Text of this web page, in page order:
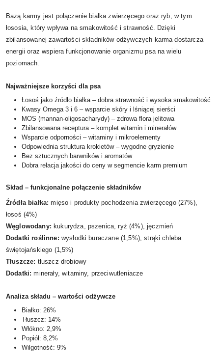
Bazą karmy jest połączenie białka zwierzęcego oraz ryb, w tym
łososia, który wpływa na smakowitość i strawność. Dzięki
zbilansowanej zawartości składników odżywczych karma dostarcza
energii oraz wspiera funkcjonowanie organizmu psa na wielu
poziomach.
Najważniejsze korzyści dla psa
Łosoś jako źródło białka – dobra strawność i wysoka smakowitość
Kwasy Omega 3 i 6 – wsparcie skóry i lśniącej sierści
MOS (mannan-oligosacharydy) – zdrowa flora jelitowa
Zbilansowana receptura – komplet witamin i minerałów
Wsparcie odporności – witaminy i mikroelementy
Odpowiednia struktura krokietów – wygodne gryzienie
Bez sztucznych barwników i aromatów
Dobra relacja jakości do ceny w segmencie karm premium
Skład – funkcjonalne połączenie składników
Źródła białka: mięso i produkty pochodzenia zwierzęcego (27%),
łosoś (4%)
Węglowodany: kukurydza, pszenica, ryż (4%), jęczmień
Dodatki roślinne: wysłodki buraczane (1,5%), strąki chleba
świętojańskiego (1,5%)
Tłuszcze: tłuszcz drobiowy
Dodatki: minerały, witaminy, przeciwutleniacze
Analiza składu – wartości odżywcze
Białko: 26%
Tłuszcz: 14%
Włókno: 2,9%
Popiół: 8,2%
Wilgotność: 9%